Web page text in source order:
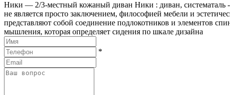
Ники — 2/3-местный кожаный диван Ники : диван, систематаль -
не является просто заключением, философией мебели и
представляют собой соединение подлокотников и элементов
мышления, которая определяет сидения по шкале дизайна
*